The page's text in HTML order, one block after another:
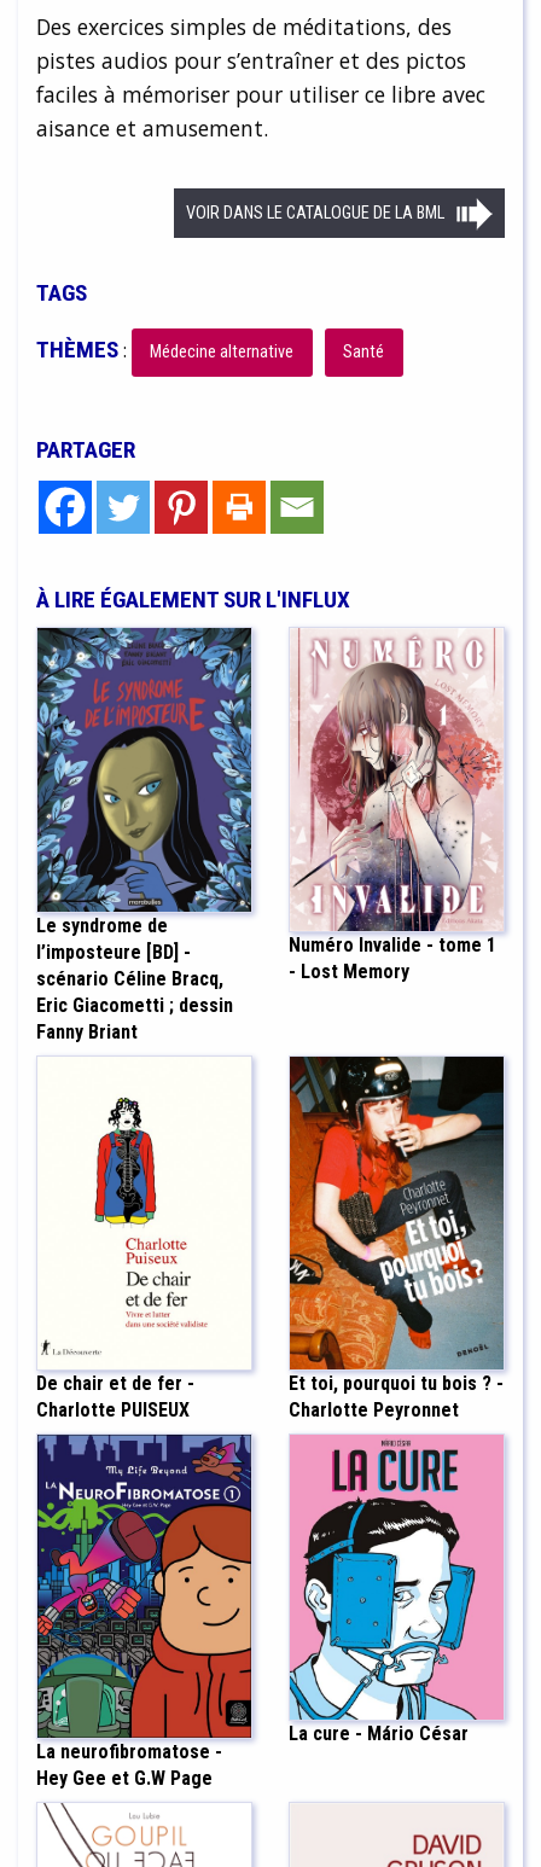
Des exercices simples de méditations, des
pistes audios pour s’entraîner et des pictos
faciles à mémoriser pour utiliser ce libre avec
aisance et amusement.
VOIR DANS LE CATALOGUE DE LA BML
TAGS
THÈMES: Médecine alternative Santé
PARTAGER
À LIRE ÉGALEMENT SUR L'INFLUX
Le syndrome de
l’imposteure [BD] -
scénario Céline Bracq,
Eric Giacometti ; dessin
Fanny Briant
Numéro Invalide - tome 1
- Lost Memory
De chair et de fer -
Charlotte PUISEUX
Et toi, pourquoi tu bois ? -
Charlotte Peyronnet
La neurofibromatose -
Hey Gee et G.W Page
La cure - Mário César